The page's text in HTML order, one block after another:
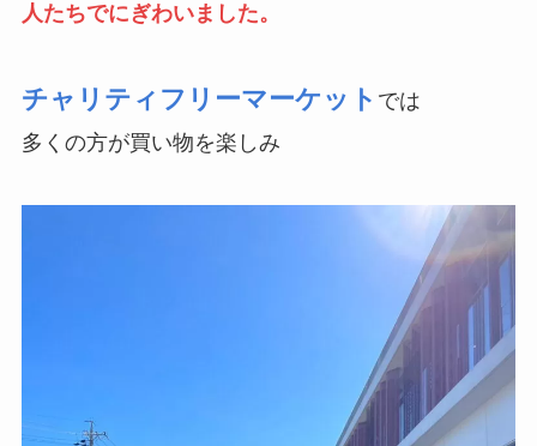
人たちでにぎわいました。
チャリティフリーマーケット では
多くの方が買い物を楽しみ